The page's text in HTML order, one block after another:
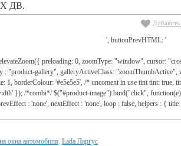
ДВ.
', buttonPrevHTML: '
preloading: 0, zoomType: "window", cursor:
: "product-gallery", galleryActiveClass:
1, borderColour: '#e5e5e5', /* uncoment in use tint tint: true,
}); /*combi*/ $("#product-image").bind("click",
: 'none', nextEffect : 'none', loop : false, helpers : {
окна автомобиля, Lada Ларгус